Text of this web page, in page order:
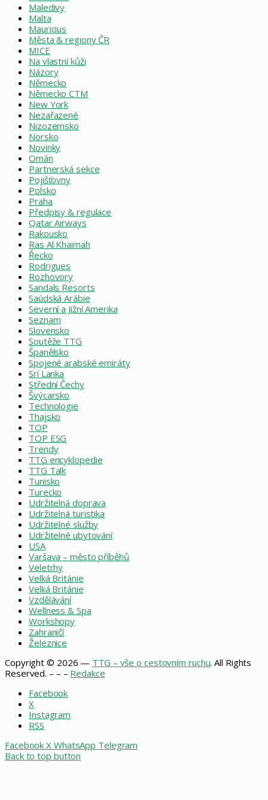
Maledivy
Malta
Mauricius
Města & regiony ČR
MICE
Na vlastní kůži
Názory
Německo
Německo CTM
New York
Nezařazené
Nizozemsko
Norsko
Novinky
Omán
Partnerská sekce
Pojišťovny
Polsko
Praha
Předpisy & regulace
Qatar Airways
Rakousko
Ras Al Khaimah
Řecko
Rodrigues
Rozhovory
Sandals Resorts
Saúdská Arábie
Severní a Jižní Amerika
Seznam
Slovensko
Soutěže TTG
Španělsko
Spojené arabské emiráty
Srí Lanka
Střední Čechy
Švýcarsko
Technologie
Thajsko
TOP
TOP ESG
Trendy
TTG encyklopedie
TTG Talk
Tunisko
Turecko
Udržitelná doprava
Udržitelná turistika
Udržitelné služby
Udržitelné ubytování
USA
Varšava – město příběhů
Veletrhy
Velká Británie
Velká Británie
Vzdělávání
Wellness & Spa
Workshopy
Zahraničí
Železnice
Copyright © 2026 — TTG – vše o cestovním ruchu. All Rights
Reserved. – – – Redakce
Facebook
X
Instagram
RSS
Facebook X WhatsApp Telegram
Back to top button